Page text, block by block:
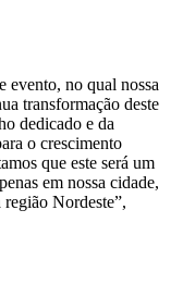
evento, no qual nossa
transformação deste
dedicado e da
o crescimento
que este será um
em nossa cidade,
região Nordeste”,